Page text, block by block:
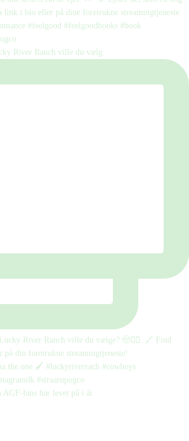
River Ranch ville du vælg
AGF-fans har levet på i år